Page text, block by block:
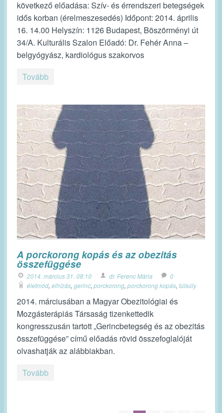
következő előadása: Szív- és érrendszeri betegségek
idős korban (érelmeszesedés) Időpont: 2014. április
16. 14.00 Helyszín: 1126 Budapest, Böszörményi út
34/A. Kulturális Szalon Előadó: Dr. Fehér Anna –
belgyógyász, kardiológus szakorvos
Tovább
A porckorong kopás és az obezitás
összefüggése
2014. március 31. 08:10 dr. Ferenc Mária
0
életmód, elhízás, gerinc, porckorong, porckorong kopás, túlsúly
2014. márciusában a Magyar Obezitológiai és
Mozgásterápiás Társaság tizenkettedik
kongresszusán tartott „Gerincbetegség és az obezitás
összefüggése” című előadás rövid összefoglalóját
olvashatják az alábbiakban.
Tovább